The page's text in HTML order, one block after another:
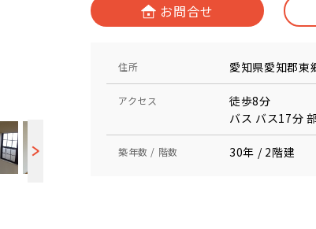
お問合せ
住所 愛知県愛知郡東
アクセス
徒歩8分
バス バス17分
築年数 / 階数 30年 / 2階建